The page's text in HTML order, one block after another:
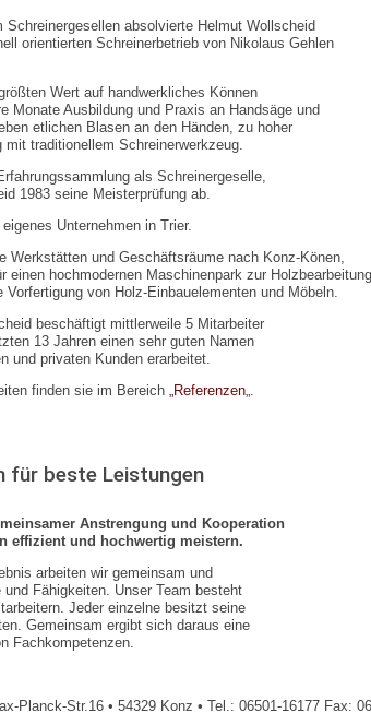
Schreinergesellen absolvierte Helmut Wollscheid
orientierten Schreinerbetrieb von Nikolaus Gehlen
Wert auf handwerkliches Können
Monate Ausbildung und Praxis an Handsäge und
etlichen Blasen an den Händen, zu hoher
traditionellem Schreinerwerkzeug.
als Schreinergeselle,
1983 seine Meisterprüfung ab.
Unternehmen in Trier.
Werkstätten und Geschäftsräume nach Konz-Könen,
einen hochmodernen Maschinenpark zur Holzbearbeitung
von Holz-Einbauelementen und Möbeln.
beschäftigt mittlerweile 5 Mitarbeiter
13 Jahren einen sehr guten Namen
und privaten Kunden erarbeitet.
finden sie im Bereich „Referenzen
für beste Leistungen
Anstrengung und Kooperation
effizient und hochwertig meistern.
arbeiten wir gemeinsam und
und Fähigkeiten. Unser Team besteht
Jeder einzelne besitzt seine
Gemeinsam ergibt sich daraus eine
Fachkompetenzen.
Planck-Str.16 • 54329 Konz • Tel.: 06501-16177 Fax: